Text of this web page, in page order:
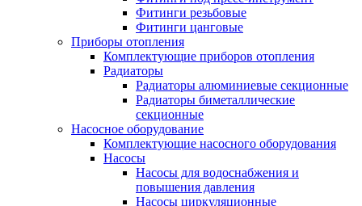
Фитинги резьбовые
Фитинги цанговые
Приборы отопления
Комплектующие приборов отопления
Радиаторы
Радиаторы алюминиевые секционные
Радиаторы биметаллические
секционные
Насосное оборудование
Комплектующие насосного оборудования
Насосы
Насосы для водоснабжения и
повышения давления
Насосы циркуляционные